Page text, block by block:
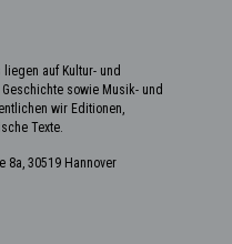
auf Kultur- und
sowie Musik- und
wir Editionen,
Texte.
8a, 30519 Hannover